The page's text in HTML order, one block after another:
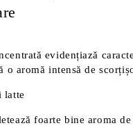
evidențiază
o aromă intensă de
latte
foarte bine aroma